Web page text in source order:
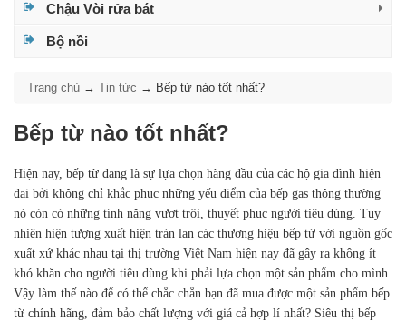
Chậu Vòi rửa bát
Bộ nồi
Trang chủ → Tin tức → Bếp từ nào tốt nhất?
Bếp từ nào tốt nhất?
Hiện nay, bếp từ đang là sự lựa chọn hàng đầu của các hộ gia đình hiện
đại bởi không chỉ khắc phục những yếu điểm của bếp gas thông thường
nó còn có những tính năng vượt trội, thuyết phục người tiêu dùng. Tuy
nhiên hiện tượng xuất hiện tràn lan các thương hiệu bếp từ với nguồn gốc
xuất xứ khác nhau tại thị trường Việt Nam hiện nay đã gây ra không ít
khó khăn cho người tiêu dùng khi phải lựa chọn một sản phẩm cho mình.
Vậy làm thế nào để có thể chắc chắn bạn đã mua được một sản phẩm bếp
từ chính hãng, đảm bảo chất lượng với giá cả hợp lí nhất? Siêu thị bếp